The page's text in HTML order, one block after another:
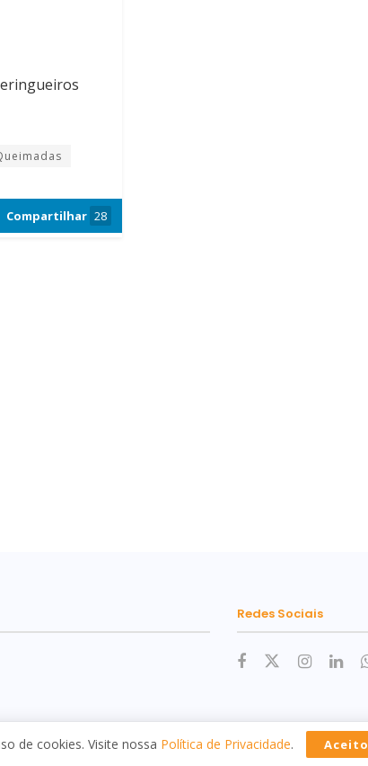
Compartilhar 28
Redes Sociais
de cookies. Visite nossa Política de Privacidade. Aceito